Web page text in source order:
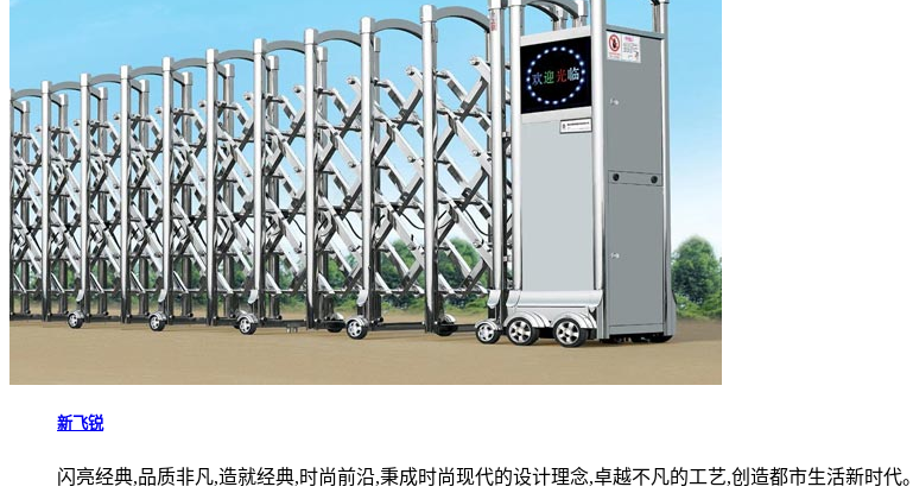
新飞锐
闪亮经典,品质非凡,造就经典,时尚前沿,秉成时尚现代的设计理念,卓越不凡的工艺,创造都市生活新时代。